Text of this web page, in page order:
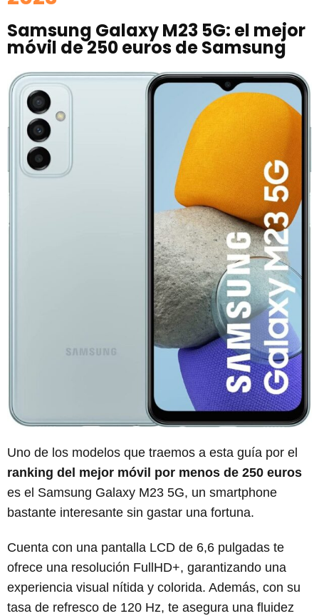
Samsung Galaxy M23 5G: el mejor
móvil de 250 euros de Samsung
Uno de los modelos que traemos a esta guía por el
ranking del mejor móvil por menos de 250 euros
es el Samsung Galaxy M23 5G, un smartphone
bastante interesante sin gastar una fortuna.
Cuenta con una pantalla LCD de 6,6 pulgadas te
ofrece una resolución FullHD+, garantizando una
experiencia visual nítida y colorida. Además, con su
tasa de refresco de 120 Hz, te asegura una fluidez